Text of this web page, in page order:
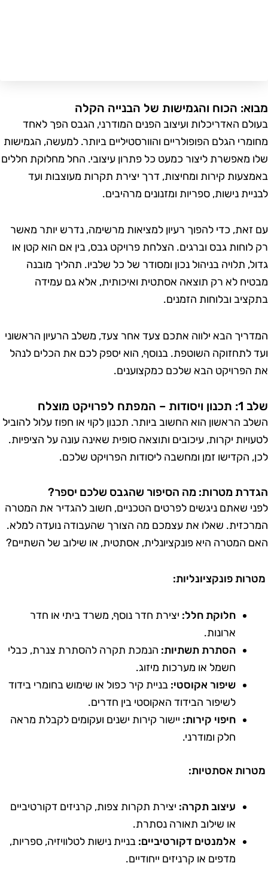
הכוח והגמישות של הבנייה הקלה
האדריכלות ועיצוב הפנים המודרני, הגבס הפך לאחד
הגלם הפופולריים והוורסטיליים ביותר. למעשה, הגמישות
מאפשרת ליצור כמעט כל פתרון עיצובי. החל מחלוקת חללים
קירות ומחיצות, דרך יצירת תקרות מעוצבות ועד
נישות, ספריות ומזנונים מרהיבים.
זאת, כדי להפוך רעיון למציאות מרשימה, נדרש יותר מאשר
לוחות גבס וברגים. הצלחת פרויקט גבס, בין אם הוא קטן או
תלויה בניהול נכון ומסודר של כל שלביו. תהליך מובנה
לא רק תוצאה אסתטית ואיכותית, אלא גם עמידה
ובלוחות הזמנים.
הבא ילווה אתכם צעד אחר צעד, משלב הרעיון הראשוני
לתחזוקה השוטפת. בנוסף, הוא יספק לכם את הכלים לנהל
הפרויקט הבא שלכם כמקצוענים.
ויסודות – המפתח לפרויקט מוצלח
הראשון הוא החשוב ביותר. תכנון לקוי או חפוז עלול להוביל
יקרות, עיכובים ותוצאה סופית שאינה עונה על הציפיות.
הקדישו זמן ומחשבה ליסודות הפרויקט שלכם.
מטרות: מה הסיפור שהגבס שלכם יספר?
שאתם ניגשים לפרטים הטכניים, חשוב להגדיר את המטרה
שאלו את עצמכם מה הצורך שהעבודה נועדה למלא.
המטרה היא פונקציונלית, אסתטית, או שילוב של השתיים?
פונקציונליות:
חלוקת חלל:יצירת חדר נוסף, משרד ביתי או חדר
ארונות.
הסתרת תשתיות:הנמכת תקרה להסתרת צנרת, כבלי
חשמל או מערכות מיזוג.
שיפור אקוסטי:בניית קיר כפול או שימוש בחומרי בידוד
לשיפור הבידוד האקוסטי בין חדרים.
חיפוי קירות:יישור קירות ישנים ועקומים לקבלת מראה
חלק ומודרני.
אסתטיות:
עיצוב תקרה:יצירת תקרות צפות, קרניזים דקורטיביים
או שילוב תאורה נסתרת.
אלמנטים דקורטיביים:בניית נישות לטלוויזיה, ספריות,
מדפים או קרניזים ייחודיים.